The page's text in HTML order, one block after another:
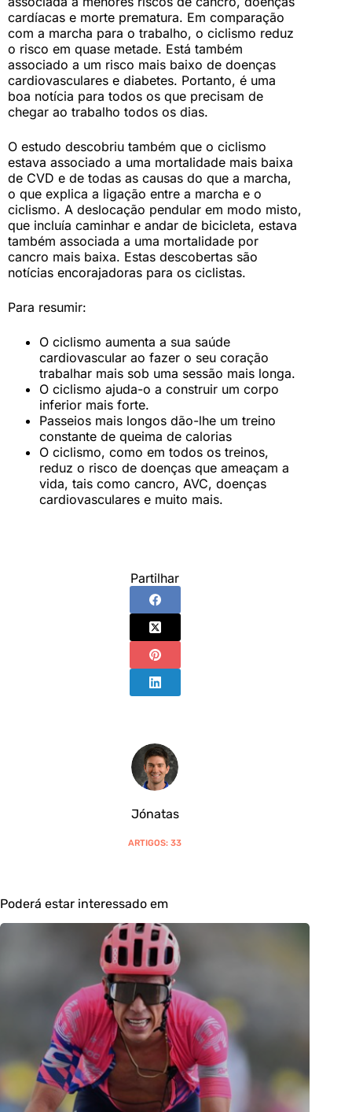
cardíacas e morte prematura. Em comparação
com a marcha para o trabalho, o ciclismo reduz
o risco em quase metade. Está também
associado a um risco mais baixo de doenças
cardiovasculares e diabetes. Portanto, é uma
boa notícia para todos os que precisam de
chegar ao trabalho todos os dias.
O estudo descobriu também que o ciclismo
estava associado a uma mortalidade mais baixa
de CVD e de todas as causas do que a marcha,
o que explica a ligação entre a marcha e o
ciclismo. A deslocação pendular em modo misto,
que incluía caminhar e andar de bicicleta, estava
também associada a uma mortalidade por
cancro mais baixa. Estas descobertas são
notícias encorajadoras para os ciclistas.
Para resumir:
O ciclismo aumenta a sua saúde
cardiovascular ao fazer o seu coração
trabalhar mais sob uma sessão mais longa.
O ciclismo ajuda-o a construir um corpo
inferior mais forte.
Passeios mais longos dão-lhe um treino
constante de queima de calorias
O ciclismo, como em todos os treinos,
reduz o risco de doenças que ameaçam a
vida, tais como cancro, AVC, doenças
cardiovasculares e muito mais.
Partilhar
Jónatas
ARTIGOS: 33
Poderá estar interessado em